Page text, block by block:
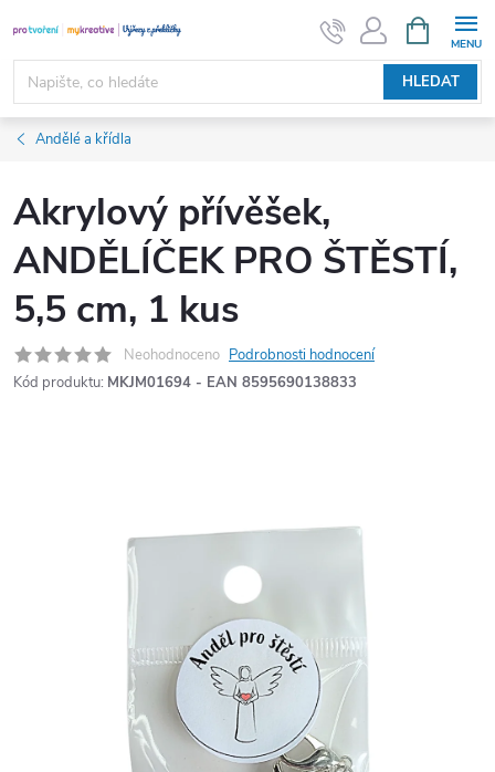
na
obsah
HLEDAT
NÁKUPNÍ
KOŠÍK
Andělé a křídla
Akrylový přívěšek,
ANDĚLÍČEK PRO ŠTĚSTÍ,
5,5 cm, 1 kus
Neohodnoceno Podrobnosti hodnocení
Kód produktu: MKJM01694 - EAN 8595690138833